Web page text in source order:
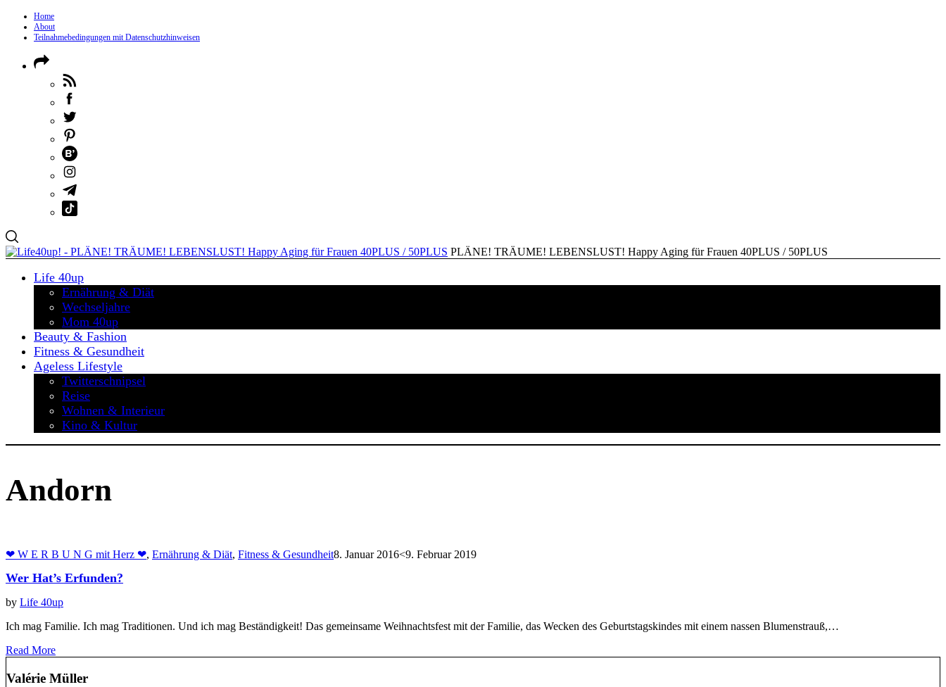
Home
About
Teilnahmebedingungen mit Datenschutzhinweisen
PLÄNE! TRÄUME! LEBENSLUST! Happy Aging für Frauen 40PLUS / 50PLUS
Life 40up
Ernährung & Diät
Wechseljahre
Mom 40up
Beauty & Fashion
Fitness & Gesundheit
Ageless Lifestyle
Twitterschnipsel
Reise
Wohnen & Interieur
Kino & Kultur
Andorn
❤ W E R B U N G mit Herz ❤, Ernährung & Diät, Fitness & Gesundheit8. Januar 2016<9. Februar 2019
Wer Hat’s Erfunden?
by Life 40up
Ich mag Familie. Ich mag Traditionen. Und ich mag Beständigkeit! Das gemeinsame Weihnachtsfest mit der Familie, das Wecken des Geburtstagskindes mit einem nassen Blumenstrauß,…
Read More
Valérie Müller